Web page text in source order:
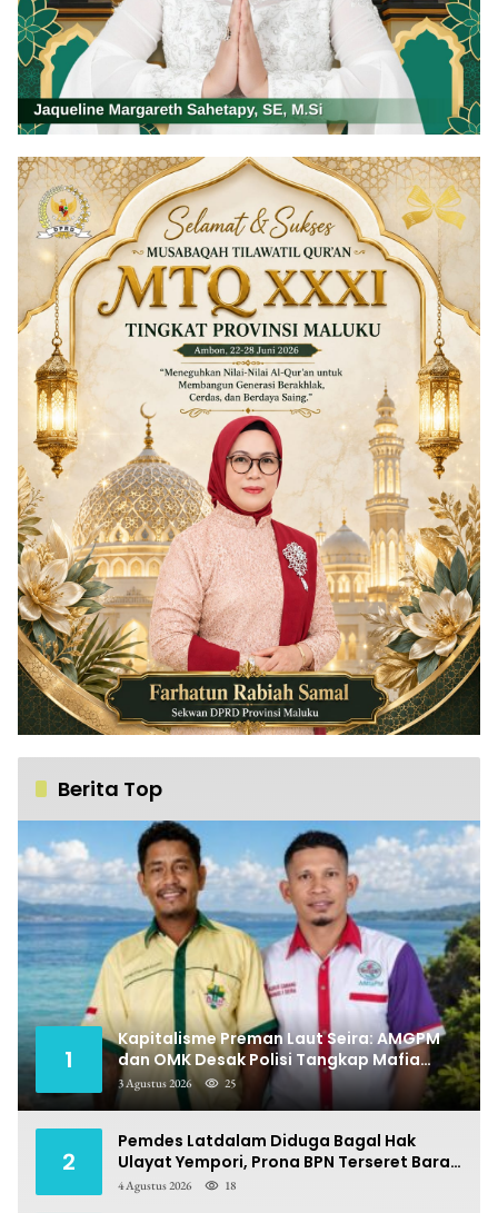
Berita Top
1
Kapitalisme Preman Laut Seira: AMGPM
dan OMK Desak Polisi Tangkap Mafia
Pungli
3 Agustus 2026 25
2
Pemdes Latdalam Diduga Bagal Hak
Ulayat Yempori, Prona BPN Terseret Bara
Sengketa
4 Agustus 2026 18